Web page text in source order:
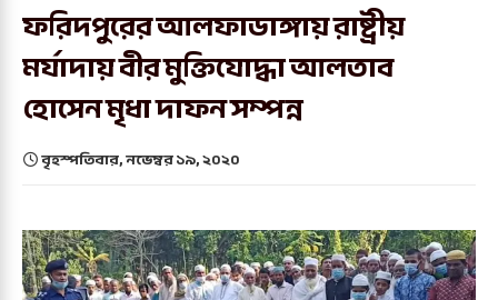
ফরিদপুরের আলফাডাঙ্গায় রাষ্ট্রীয়
মর্যাদায় বীর মুক্তিযােদ্ধা আলতাব
হোসেন মৃধা দাফন সম্পন্ন
বৃহস্পতিবার, নভেম্বর ১৯, ২০২০